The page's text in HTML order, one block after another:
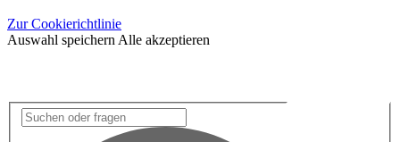
Zur Cookierichtlinie
Auswahl speichern Alle akzeptieren